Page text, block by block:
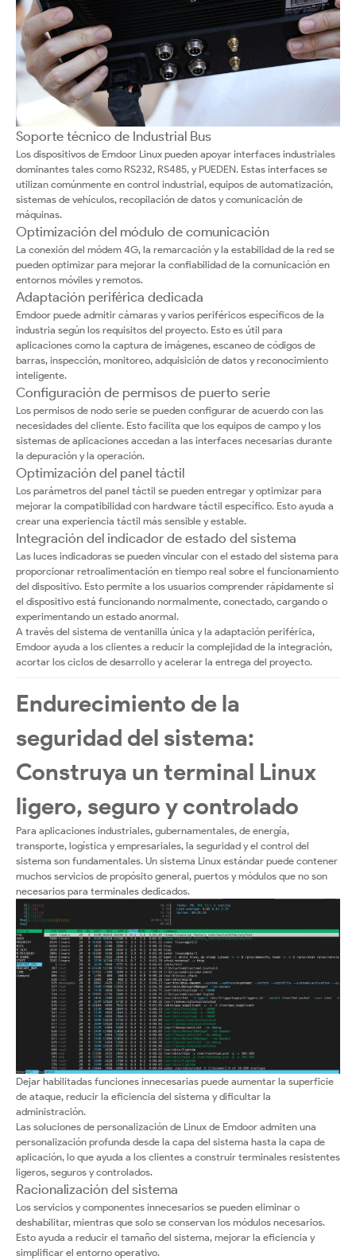
Soporte técnico de Industrial Bus
Los dispositivos de Emdoor Linux pueden apoyar interfaces industriales
dominantes tales como RS232, RS485, y PUEDEN. Estas interfaces se
utilizan comúnmente en control industrial, equipos de automatización,
sistemas de vehículos, recopilación de datos y comunicación de
máquinas.
Optimización del módulo de comunicación
La conexión del módem 4G, la remarcación y la estabilidad de la red se
pueden optimizar para mejorar la confiabilidad de la comunicación en
entornos móviles y remotos.
Adaptación periférica dedicada
Emdoor puede admitir cámaras y varios periféricos específicos de la
industria según los requisitos del proyecto. Esto es útil para
aplicaciones como la captura de imágenes, escaneo de códigos de
barras, inspección, monitoreo, adquisición de datos y reconocimiento
inteligente.
Configuración de permisos de puerto serie
Los permisos de nodo serie se pueden configurar de acuerdo con las
necesidades del cliente. Esto facilita que los equipos de campo y los
sistemas de aplicaciones accedan a las interfaces necesarias durante
la depuración y la operación.
Optimización del panel táctil
Los parámetros del panel táctil se pueden entregar y optimizar para
mejorar la compatibilidad con hardware táctil específico. Esto ayuda a
crear una experiencia táctil más sensible y estable.
Integración del indicador de estado del sistema
Las luces indicadoras se pueden vincular con el estado del sistema para
proporcionar retroalimentación en tiempo real sobre el funcionamiento
del dispositivo. Esto permite a los usuarios comprender rápidamente si
el dispositivo está funcionando normalmente, conectado, cargando o
experimentando un estado anormal.
A través del sistema de ventanilla única y la adaptación periférica,
Emdoor ayuda a los clientes a reducir la complejidad de la integración,
acortar los ciclos de desarrollo y acelerar la entrega del proyecto.
Endurecimiento de la
seguridad del sistema:
Construya un terminal Linux
ligero, seguro y controlado
Para aplicaciones industriales, gubernamentales, de energía,
transporte, logística y empresariales, la seguridad y el control del
sistema son fundamentales. Un sistema Linux estándar puede contener
muchos servicios de propósito general, puertos y módulos que no son
necesarios para terminales dedicados.
Dejar habilitadas funciones innecesarias puede aumentar la superficie
de ataque, reducir la eficiencia del sistema y dificultar la
administración.
Las soluciones de personalización de Linux de Emdoor admiten una
personalización profunda desde la capa del sistema hasta la capa de
aplicación, lo que ayuda a los clientes a construir terminales resistentes
ligeros, seguros y controlados.
Racionalización del sistema
Los servicios y componentes innecesarios se pueden eliminar o
deshabilitar, mientras que solo se conservan los módulos necesarios.
Esto ayuda a reducir el tamaño del sistema, mejorar la eficiencia y
simplificar el entorno operativo.